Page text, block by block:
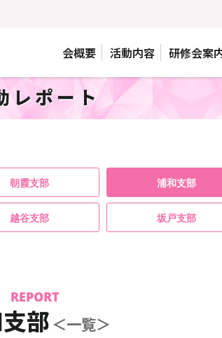
会概要 活動内容 研修会案
レポート
朝霞支部 浦和支部
越谷支部 坂戸支部
REPORT
部＜一覧＞